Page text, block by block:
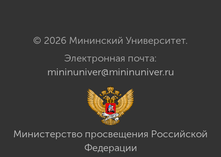
© 2026 Мининский Университет.
Электронная почта:
mininuniver@mininuniver.ru
Министерство просвещения Российской
Федерации